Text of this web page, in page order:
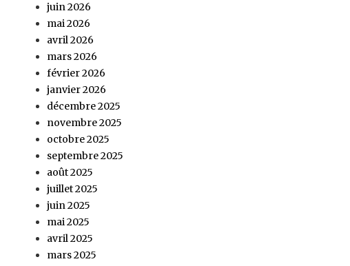
juin 2026
mai 2026
avril 2026
mars 2026
février 2026
janvier 2026
décembre 2025
novembre 2025
octobre 2025
septembre 2025
août 2025
juillet 2025
juin 2025
mai 2025
avril 2025
mars 2025